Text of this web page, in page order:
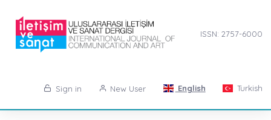
ISSN: 2757-6000
Sign in New User English Turkish